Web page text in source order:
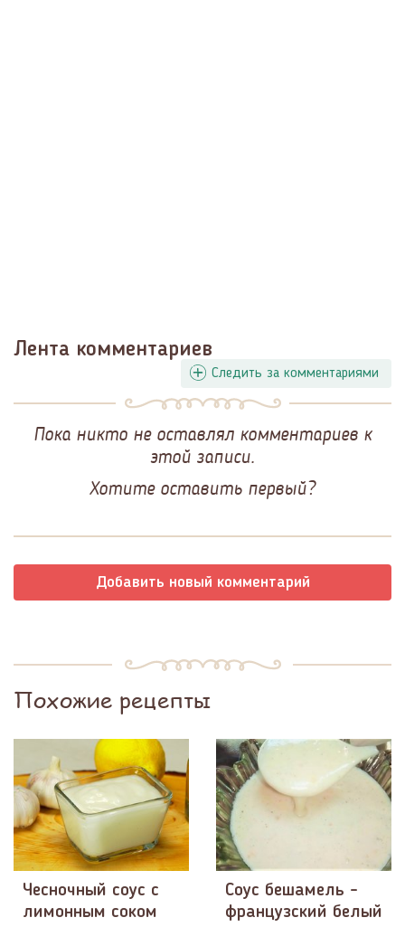
Лента комментариев
Следить за комментариями
Пока никто не оставлял комментариев к
этой записи.
Хотите оставить первый?
Добавить новый комментарий
Похожие рецепты
Чесночный соус с
лимонным соком
Соус бешамель -
французский белый